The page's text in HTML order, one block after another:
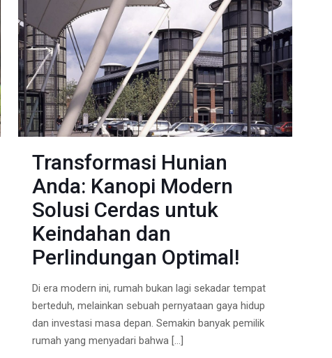
Transformasi Hunian
Anda: Kanopi Modern
Solusi Cerdas untuk
Keindahan dan
Perlindungan Optimal!
Di era modern ini, rumah bukan lagi sekadar tempat
berteduh, melainkan sebuah pernyataan gaya hidup
dan investasi masa depan. Semakin banyak pemilik
rumah yang menyadari bahwa[…]